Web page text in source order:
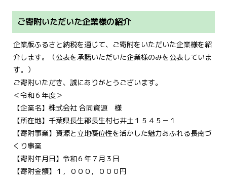
ご寄附いただいた企業様の紹介
企業版ふるさと納税を通じて、ご寄附をいただいた企業様を紹
介します。（公表を承諾いただいた企業様のみを公表していま
す。）
ご寄附いただき、誠にありがとうございます。
＜令和６年度＞
【企業名】株式会社 合同資源 様
【所在地】千葉県長生郡長生村七井土１５４５－１
【寄附事業】資源と立地優位性を活かした魅力あふれる長南づ
くり事業
【寄附年月日】令和６年７月３日
【寄附金額】１，０００，０００円